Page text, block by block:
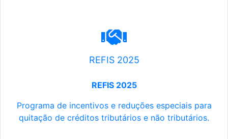
REFIS 2025
REFIS 2025
Programa de incentivos e reduções especiais para
quitação de créditos tributários e não tributários.